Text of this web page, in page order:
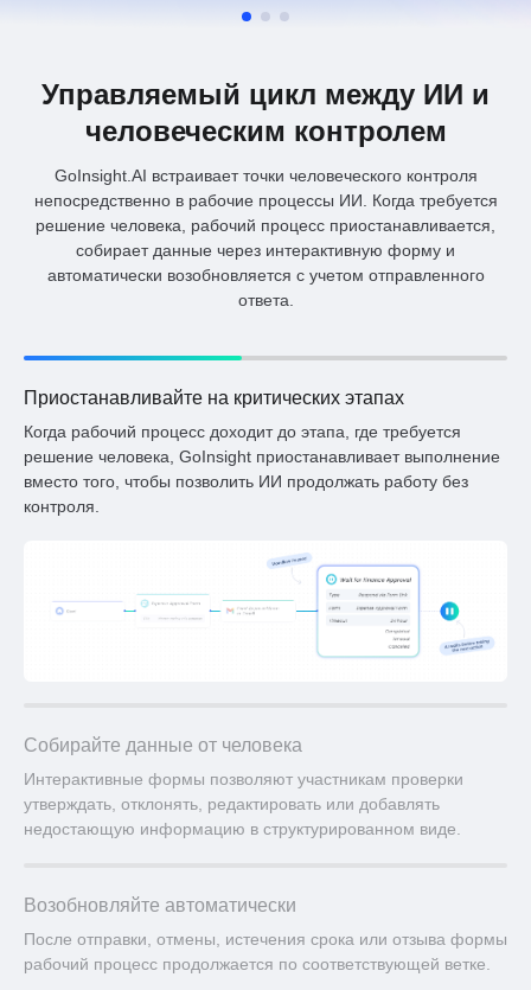
Управляемый цикл между ИИ и
человеческим контролем
GoInsight.AI встраивает точки человеческого контроля
непосредственно в рабочие процессы ИИ. Когда требуется
решение человека, рабочий процесс приостанавливается,
собирает данные через интерактивную форму и
автоматически возобновляется с учетом отправленного
ответа.
Приостанавливайте на критических этапах
Когда рабочий процесс доходит до этапа, где требуется
решение человека, GoInsight приостанавливает выполнение
вместо того, чтобы позволить ИИ продолжать работу без
контроля.
Собирайте данные от человека
Интерактивные формы позволяют участникам проверки
утверждать, отклонять, редактировать или добавлять
недостающую информацию в структурированном виде.
Возобновляйте автоматически
После отправки, отмены, истечения срока или отзыва формы
рабочий процесс продолжается по соответствующей ветке.